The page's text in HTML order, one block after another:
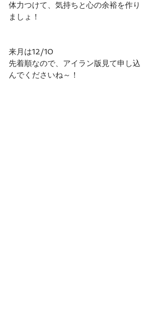
体力つけて、気持ちと心の余裕を作り
ましょ！
来月は12/10
先着順なので、アイラン版見て申し込
んでくださいね～！